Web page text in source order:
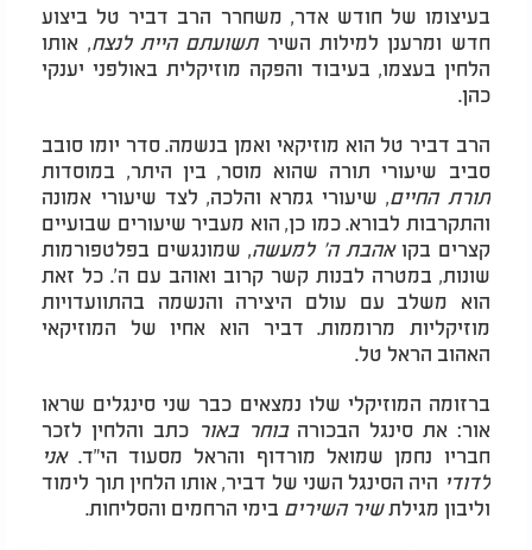
בעיצומו של חודש אדר, משחרר הרב דביר טל ביצוע
חדש ומרענן למילות השירתשועתם היית לנצח, אותו
הלחין בעצמו, בעיבוד והפקה מוזיקלית באולפני יענקי
כהן.
הרב דביר טל הוא מוזיקאי ואמן בנשמה. סדר יומו סובב
סביב שיעורי תורה שהוא מוסר, בין היתר, במוסדות
תורת החיים, שיעורי גמרא והלכה, לצד שיעורי אמונה
והתקרבות לבורא. כמו כן, הוא מעביר שיעורים שבועיים
קצרים בקואהבת ה' למעשה, שמונגשים בפלטפורמות
שונות, במטרה לבנות קשר קרוב ואוהב עם ה'. כל זאת
הוא משלב עם עולם היצירה והנשמה בהתוועדויות
מוזיקליות מרוממות. דביר הוא אחיו של המוזיקאי
האהוב הראל טל.
ברזומה המוזיקלי שלו נמצאים כבר שני סינגלים שראו
אור: את סינגל הבכורהבוחר באור כתב והלחין לזכר
חבריו נחמן שמואל מורדוף והראל מסעוד הי"ד.אני
לדודי היה הסינגל השני של דביר, אותו הלחין תוך לימוד
וליבון מגילתשיר השירים בימי הרחמים והסליחות.